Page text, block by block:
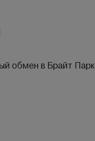
обмен в Брайт Парк